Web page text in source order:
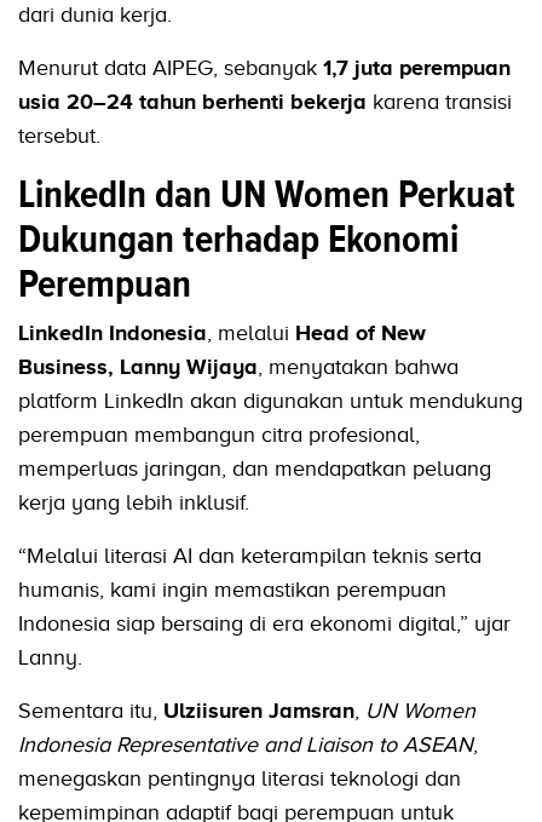
dari dunia kerja.
Menurut data AIPEG, sebanyak 1,7 juta perempuan
usia 20–24 tahun berhenti bekerja karena transisi
tersebut.
LinkedIn dan UN Women Perkuat
Dukungan terhadap Ekonomi
Perempuan
LinkedIn Indonesia , melalui Head of New
Business, Lanny Wijaya , menyatakan bahwa
platform LinkedIn akan digunakan untuk mendukung
perempuan membangun citra profesional,
memperluas jaringan, dan mendapatkan peluang
kerja yang lebih inklusif.
“Melalui literasi AI dan keterampilan teknis serta
humanis, kami ingin memastikan perempuan
Indonesia siap bersaing di era ekonomi digital,” ujar
Lanny.
Sementara itu, Ulziisuren Jamsran UN Women
Indonesia Representative and Liaison to ASEAN,
menegaskan pentingnya literasi teknologi dan
kepemimpinan adaptif bagi perempuan untuk